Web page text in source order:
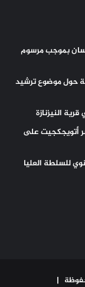
بموجب مرسوم
حول موضوع ترشيد
النيزنازة
أتويجكجيت على
للسلطة العليا